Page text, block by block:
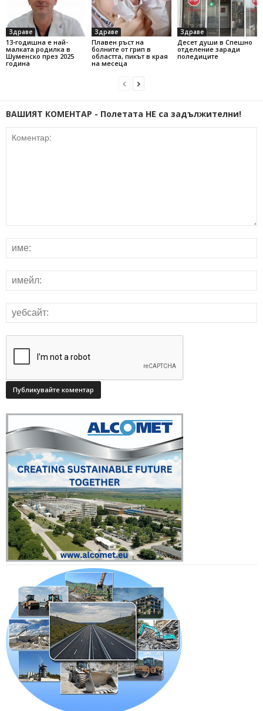
Здраве
13-годишна е най-
малката родилка в
Шуменско през 2025
година
Здраве
Плавен ръст на
болните от грип в
областта, пикът в края
на месеца
Здраве
Десет души в Спешно
отделение заради
поледиците
ВАШИЯТ КОМЕНТАР - Полетата НЕ са задължителни!